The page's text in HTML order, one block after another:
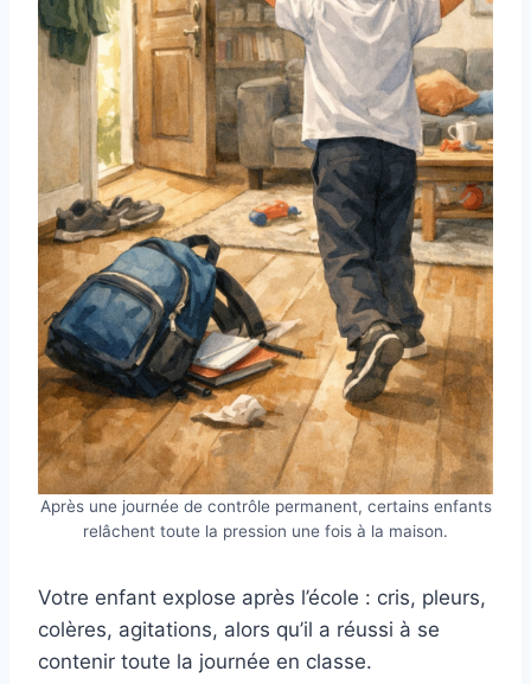
Après une journée de contrôle permanent, certains enfants
relâchent toute la pression une fois à la maison.
Votre enfant explose après l’école : cris, pleurs,
colères, agitations, alors qu’il a réussi à se
contenir toute la journée en classe.